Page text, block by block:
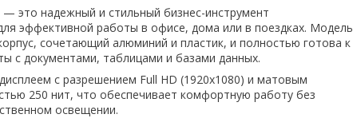
это надежный и стильный бизнес-инструмент
эффективной работы в офисе, дома или в поездках. Модель
сочетающий алюминий и пластик, и полностью готова к
с документами, таблицами и базами данных.
с разрешением Full HD (1920x1080) и матовым
250 нит, что обеспечивает комфортную работу без
освещении.